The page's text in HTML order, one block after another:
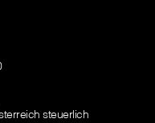
steuerlich